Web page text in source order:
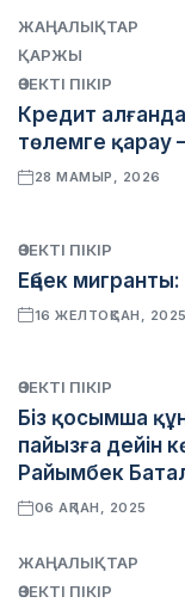
ЖАҢАЛЫҚТАР
ҚАРЖЫ
ӨЗЕКТІ ПІКІР
Кредит
төлемге қарау
28 МАМЫР, 2026
ӨЗЕКТІ ПІКІР
Еңбек
16 ЖЕЛТОҚСАН, 2025
ӨЗЕКТІ ПІКІР
Біз қосымша
пайызға дейін
Райымбек
06 АҚПАН, 2025
ЖАҢАЛЫҚТАР
ӨЗЕКТІ ПІКІР